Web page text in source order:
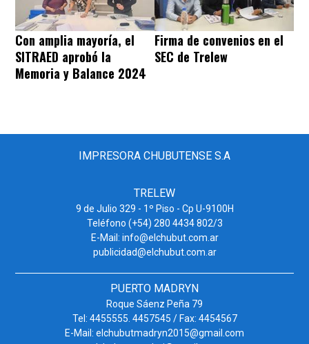
Con amplia mayoría, el
SITRAED aprobó la
Memoria y Balance 2024
Firma de convenios en el
SEC de Trelew
IMPRESORA CHUBUTENSE S.A
TRELEW
9 de Julio 329 - 1º Piso - Cp U-9100H
Teléfono (+54) 280 4434 802/3
E-Mail: info@elchubut.com.ar
publicidad@elchubut.com.ar
PUERTO MADRYN
Roque Sáenz Peña 79
Tel: 4455555. 4457545 / Fax: 4454567
E-Mail: elchubutmadryn2015@gmail.com